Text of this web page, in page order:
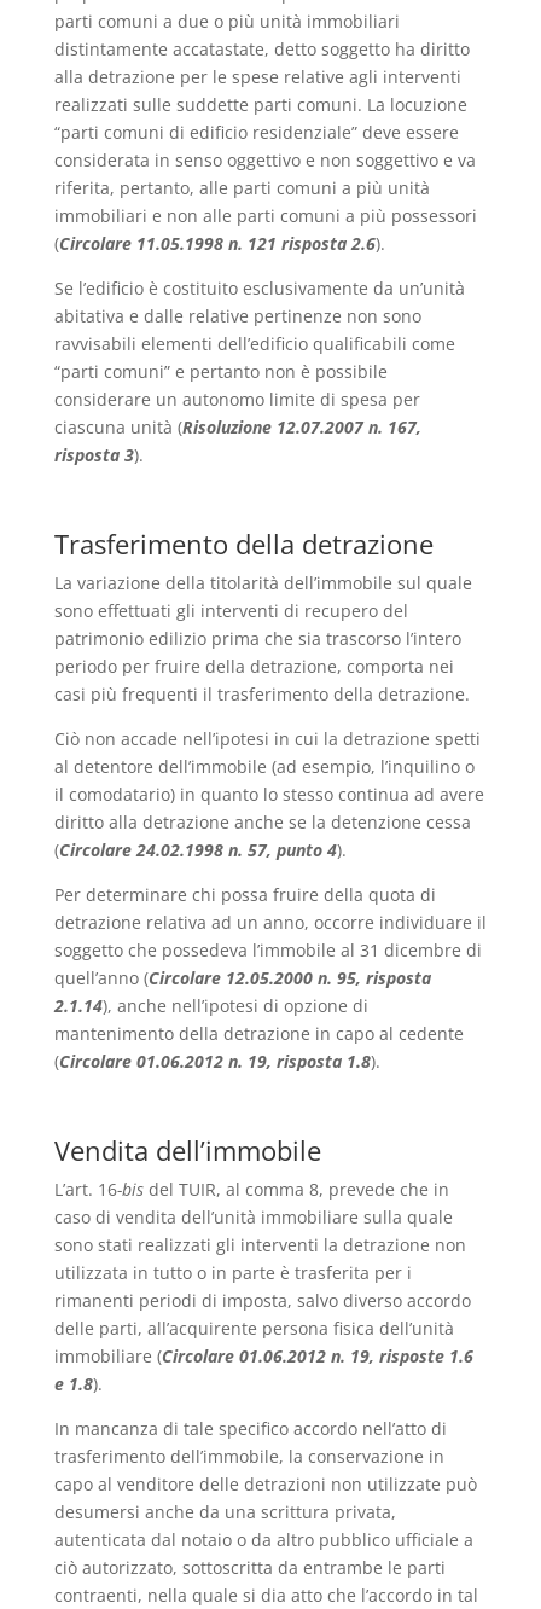
parti comuni a due o più unità immobiliari
distintamente accatastate, detto soggetto ha diritto
alla detrazione per le spese relative agli interventi
realizzati sulle suddette parti comuni. La locuzione
“parti comuni di edificio residenziale” deve essere
considerata in senso oggettivo e non soggettivo e va
riferita, pertanto, alle parti comuni a più unità
immobiliari e non alle parti comuni a più possessori
(Circolare 11.05.1998 n. 121 risposta 2.6).
Se l’edificio è costituito esclusivamente da un’unità
abitativa e dalle relative pertinenze non sono
ravvisabili elementi dell’edificio qualificabili come
“parti comuni” e pertanto non è possibile
considerare un autonomo limite di spesa per
ciascuna unità (Risoluzione 12.07.2007 n. 167,
risposta 3).
Trasferimento della detrazione
La variazione della titolarità dell’immobile sul quale
sono effettuati gli interventi di recupero del
patrimonio edilizio prima che sia trascorso l’intero
periodo per fruire della detrazione, comporta nei
casi più frequenti il trasferimento della detrazione.
Ciò non accade nell’ipotesi in cui la detrazione spetti
al detentore dell’immobile (ad esempio, l’inquilino o
il comodatario) in quanto lo stesso continua ad avere
diritto alla detrazione anche se la detenzione cessa
(Circolare 24.02.1998 n. 57, punto 4).
Per determinare chi possa fruire della quota di
detrazione relativa ad un anno, occorre individuare il
soggetto che possedeva l’immobile al 31 dicembre di
quell’anno (Circolare 12.05.2000 n. 95, risposta
2.1.14), anche nell’ipotesi di opzione di
mantenimento della detrazione in capo al cedente
(Circolare 01.06.2012 n. 19, risposta 1.8).
Vendita dell’immobile
L’art. 16-bisdel TUIR, al comma 8, prevede che in
caso di vendita dell’unità immobiliare sulla quale
sono stati realizzati gli interventi la detrazione non
utilizzata in tutto o in parte è trasferita per i
rimanenti periodi di imposta, salvo diverso accordo
delle parti, all’acquirente persona fisica dell’unità
immobiliare (Circolare 01.06.2012 n. 19, risposte 1.6
e 1.8).
In mancanza di tale specifico accordo nell’atto di
trasferimento dell’immobile, la conservazione in
capo al venditore delle detrazioni non utilizzate può
desumersi anche da una scrittura privata,
autenticata dal notaio o da altro pubblico ufficiale a
ciò autorizzato, sottoscritta da entrambe le parti
contraenti, nella quale si dia atto che l’accordo in tal